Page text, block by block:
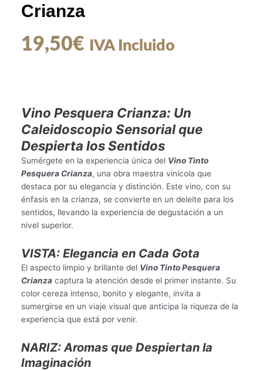
Crianza
19,50€ IVA Incluido
Vino Pesquera Crianza: Un
Caleidoscopio Sensorial que
Despierta los Sentidos
Sumérgete en la experiencia única del Vino Tinto
Pesquera Crianza, una obra maestra vinícola que
destaca por su elegancia y distinción. Este vino, con su
énfasis en la crianza, se convierte en un deleite para los
sentidos, llevando la experiencia de degustación a un
nivel superior.
VISTA: Elegancia en Cada Gota
El aspecto limpio y brillante del Vino Tinto Pesquera
Crianzacaptura la atención desde el primer instante. Su
color cereza intenso, bonito y elegante, invita a
sumergirse en un viaje visual que anticipa la riqueza de la
experiencia que está por venir.
NARIZ: Aromas que Despiertan la
Imaginación